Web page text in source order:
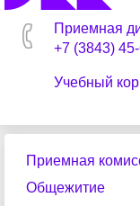
Приемная
+7 (3843)
Учебный
Приемная
Общежитие